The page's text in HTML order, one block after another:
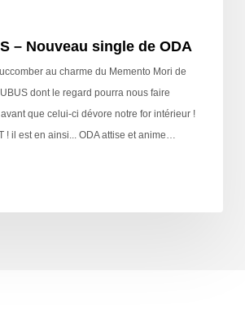
– Nouveau single de ODA
au charme du Memento Mori de
dont le regard pourra nous faire
que celui-ci dévore notre for intérieur !
! il est en ainsi... ODA attise et anime…